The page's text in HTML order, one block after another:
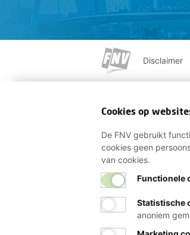
Disclaimer
Cookies op
De FNV gebruikt
cookies geen
van cookies.
Functionele
Statistische
anoniem